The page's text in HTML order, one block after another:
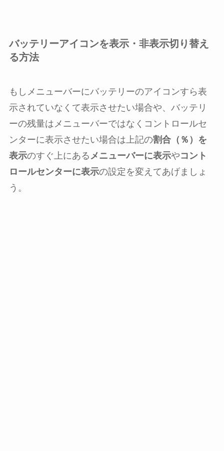
バッテリーアイコンを表示・非表示切り替え
る方法
もしメニューバーにバッテリーのアイコンすら表
示されていなくて表示させたい場合や、バッテリ
ーの残量はメニューバーではなくコントロールセ
ンターに表示させたい場合は上記の割合（％）を
表示のすぐ上にあるメニューバーに表示やコント
ロールセンターに表示の設定を変えてあげましょ
う。